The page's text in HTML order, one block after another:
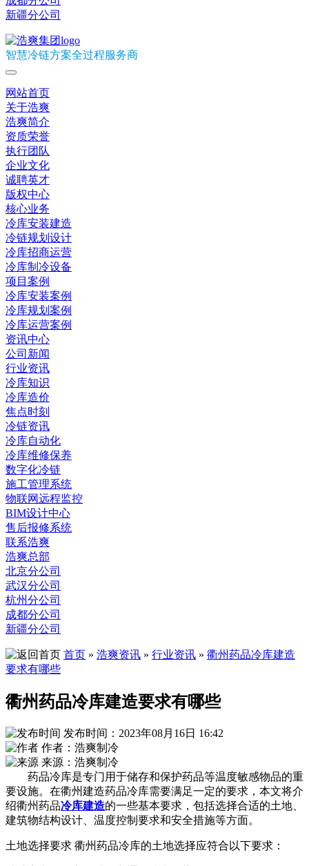
新疆分公司
智慧冷链方案全过程服务商
网站首页
关于浩爽
浩爽简介
资质荣誉
执行团队
企业文化
诚聘英才
版权中心
核心业务
冷库安装建造
冷链规划设计
冷库招商运营
冷库制冷设备
项目案例
冷库安装案例
冷库规划案例
冷库运营案例
资讯中心
公司新闻
行业资讯
冷库知识
冷库造价
焦点时刻
冷链资讯
冷库自动化
冷库维修保养
数字化冷链
施工管理系统
物联网远程监控
BIM设计中心
售后报修系统
联系浩爽
浩爽总部
北京分公司
武汉分公司
杭州分公司
成都分公司
新疆分公司
首页 » 浩爽资讯 » 行业资讯 » 衢州药品冷库建造
要求有哪些
衢州药品冷库建造要求有哪些
发布时间：2023年08月16日 16:42
作者：浩爽制冷
来源：浩爽制冷
药品冷库是专门用于储存和保护药品等温度敏感物品的重
要设施。在衢州建造药品冷库需要满足一定的要求，本文将介
绍衢州药品冷库建造的一些基本要求，包括选择合适的土地、
建筑物结构设计、温度控制要求和安全措施等方面。
土地选择要求 衢州药品冷库的土地选择应符合以下要求：